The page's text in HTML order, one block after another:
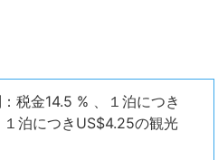
税金14.5 % 、１泊につき
１泊につきUS$4.25の観光